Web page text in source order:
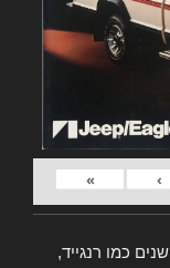
›
»
כמו רנגייד,